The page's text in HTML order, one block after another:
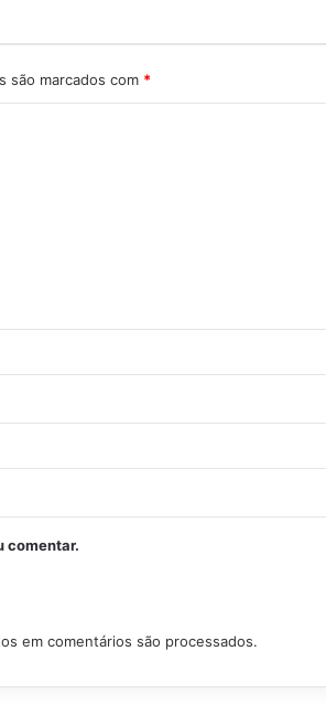
são marcados com *
comentar.
em comentários são processados.